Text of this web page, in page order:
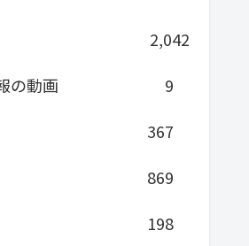
2,042
の動画
9
367
869
198